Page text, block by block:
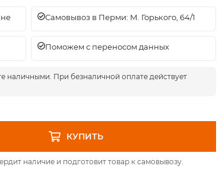
Самовывоз в Перми: М. Горького, 64/1
Поможем с переносом данных
наличными. При безналичной оплате действует
КУПИТЬ
наличие и подготовит товар к самовывозу.